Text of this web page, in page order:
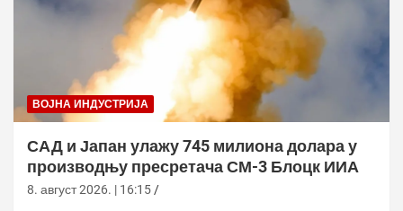
ВОЈНА ИНДУСТРИЈА
САД и Јапан улажу 745 милиона долара у
производњу пресретача СМ-3 Блоцк ИИА
8. август 2026. | 16:15